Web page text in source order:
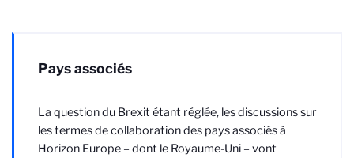
Pays associés
La question du Brexit étant réglée, les discussions sur
les termes de collaboration des pays associés à
Horizon Europe – dont le Royaume-Uni – vont